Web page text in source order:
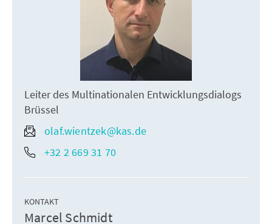
Leiter des Multinationalen Entwicklungsdialogs
Brüssel
olaf.wientzek@kas.de
+32 2 669 31 70
KONTAKT
Marcel Schmidt